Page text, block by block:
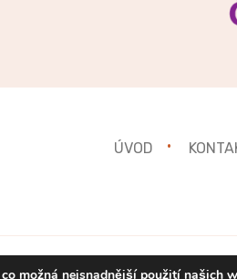
ÚVOD
možná nejsnadnější použití našich